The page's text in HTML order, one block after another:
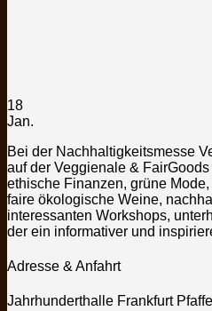
18
Jan.
Bei der Nachhaltigkeitsmesse
auf der Veggienale &
ethische Finanzen, grüne
faire ökologische Weine,
interessanten Workshops,
der ein informativer und
Adresse & Anfahrt
Jahrhunderthalle Frankfurt